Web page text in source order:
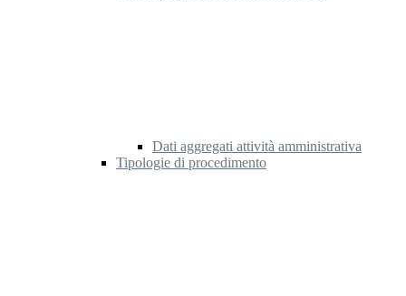
Dati aggregati attività amministrativa
Tipologie di procedimento